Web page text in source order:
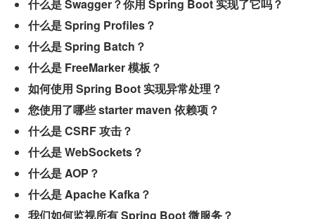
什么是 Swagger？你用 Spring Boot 实现了它吗？
什么是 Spring Profiles？
什么是 Spring Batch？
什么是 FreeMarker 模板？
如何使用 Spring Boot 实现异常处理？
您使用了哪些 starter maven 依赖项？
什么是 CSRF 攻击？
什么是 WebSockets？
什么是 AOP？
什么是 Apache Kafka？
我们如何监视所有 Spring Boot 微服务？